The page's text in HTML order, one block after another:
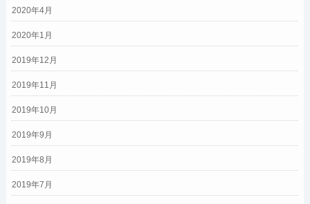
2020年4月
2020年1月
2019年12月
2019年11月
2019年10月
2019年9月
2019年8月
2019年7月